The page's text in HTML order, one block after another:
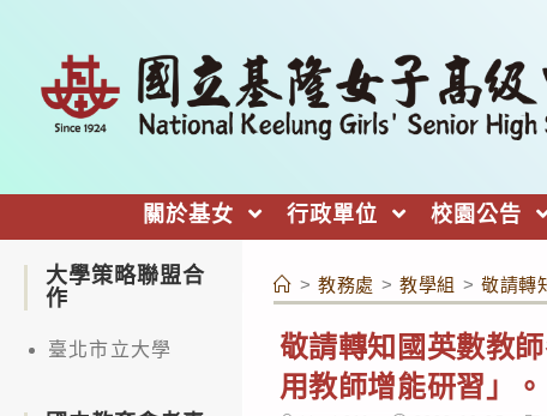
關於基女 行政單位 校園公告
> 教務處 > 教學組 > 敬請轉
敬請轉知國英數教
用教師增能研習」。
大學策略聯盟合
作
臺北市立大學